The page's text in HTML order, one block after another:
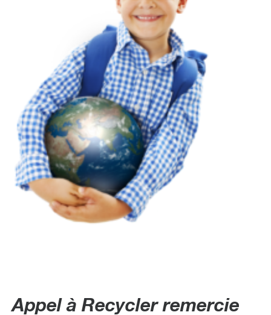
Appel à Recycler remercie